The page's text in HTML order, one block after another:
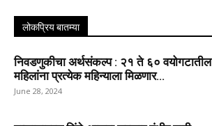
लोकप्रिय बातम्या
निवडणुकीचा अर्थसंकल्प : २१ ते ६० वयोगटातील
महिलांना प्रत्येक महिन्याला मिळणार...
June 28, 2024